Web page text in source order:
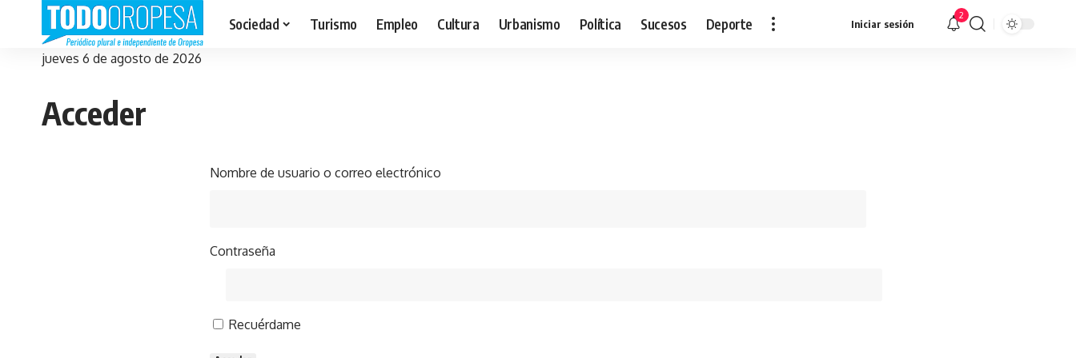
Sociedad Turismo Empleo Cultura Urbanismo Política Sucesos Deporte Iniciar sesión
2
jueves 6 de agosto de 2026
Acceder
Nombre de usuario o correo electrónico
Contraseña
Recuérdame